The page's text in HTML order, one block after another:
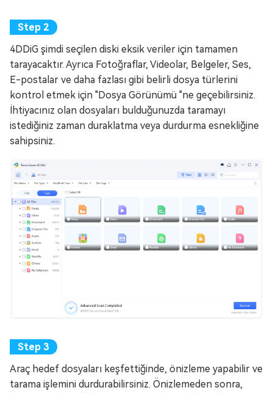
4DDiG şimdi seçilen diski eksik veriler için tamamen
tarayacaktır. Ayrıca Fotoğraflar, Videolar, Belgeler, Ses,
E-postalar ve daha fazlası gibi belirli dosya türlerini
kontrol etmek için "Dosya Görünümü "ne geçebilirsiniz.
İhtiyacınız olan dosyaları bulduğunuzda taramayı
istediğiniz zaman duraklatma veya durdurma esnekliğine
sahipsiniz.
Araç hedef dosyaları keşfettiğinde, önizleme yapabilir ve
tarama işlemini durdurabilirsiniz. Önizlemeden sonra,